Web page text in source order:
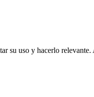
su uso y hacerlo